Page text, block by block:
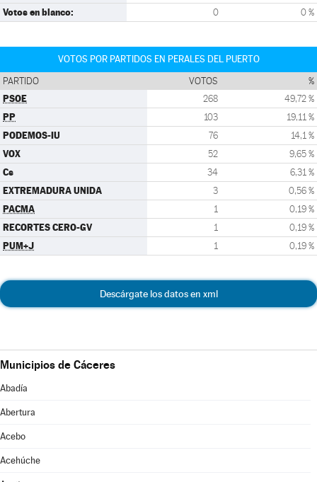
Votos en blanco: 0 0 %
VOTOS POR PARTIDOS EN PERALES DEL PUERTO
PARTIDO VOTOS %
PSOE 268 49,72 %
PP 103 19,11 %
PODEMOS-IU 76 14,1 %
VOX 52 9,65 %
Cs 34 6,31 %
EXTREMADURA UNIDA 3 0,56 %
PACMA 1 0,19 %
RECORTES CERO-GV 1 0,19 %
PUM+J 1 0,19 %
Descárgate los datos en xml
Municipios de Cáceres
Abadía
Abertura
Acebo
Acehúche